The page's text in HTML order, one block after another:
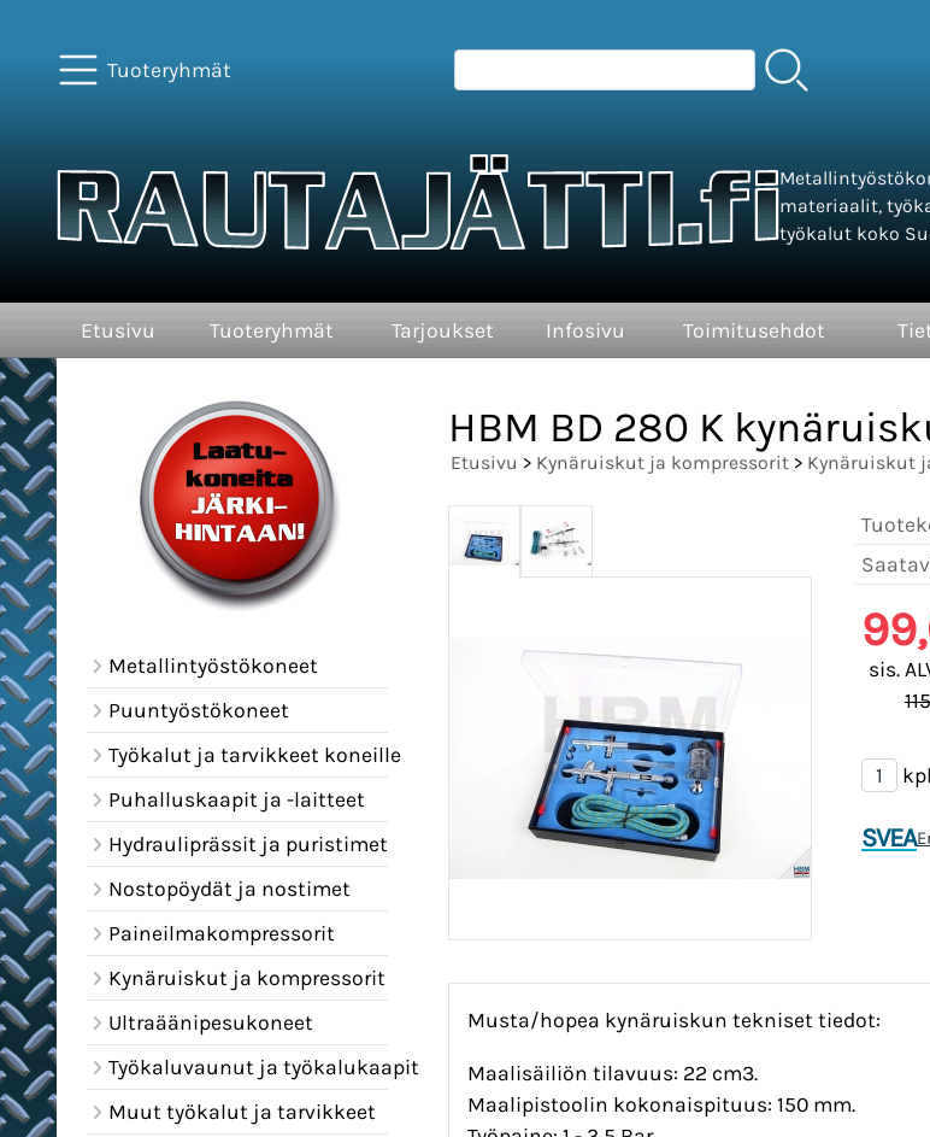
Tuoteryhmät
materiaalit,
työkalut koko
Etusivu Tuoteryhmät Tarjoukset Infosivu Toimitusehdot
Metallintyöstökoneet
Puuntyöstökoneet
Työkalut ja tarvikkeet koneille
Puhalluskaapit ja -laitteet
Hydrauliprässit ja puristimet
Nostopöydät ja nostimet
Paineilmakompressorit
Kynäruiskut ja kompressorit
Ultraäänipesukoneet
Työkaluvaunut ja työkalukaapit
Muut työkalut ja tarvikkeet
HBM BD 280 K
Etusivu > Kynäruiskut ja kompressorit > Kynäruiskut
sis.
kpl
SVEA
Musta/hopea kynäruiskun tekniset tiedot:
Maalisäiliön tilavuus: 22 cm3.
Maalipistoolin kokonaispituus: 150 mm.